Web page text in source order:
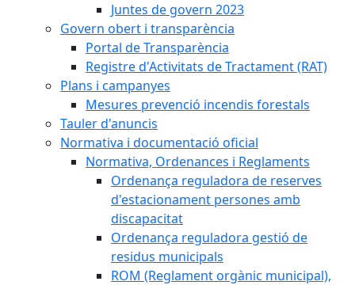
Juntes de govern 2023
Govern obert i transparència
Portal de Transparència
Registre d'Activitats de Tractament (RAT)
Plans i campanyes
Mesures prevenció incendis forestals
Tauler d'anuncis
Normativa i documentació oficial
Normativa, Ordenances i Reglaments
Ordenança reguladora de reserves
d'estacionament persones amb
discapacitat
Ordenança reguladora gestió de
residus municipals
ROM (Reglament orgànic municipal),